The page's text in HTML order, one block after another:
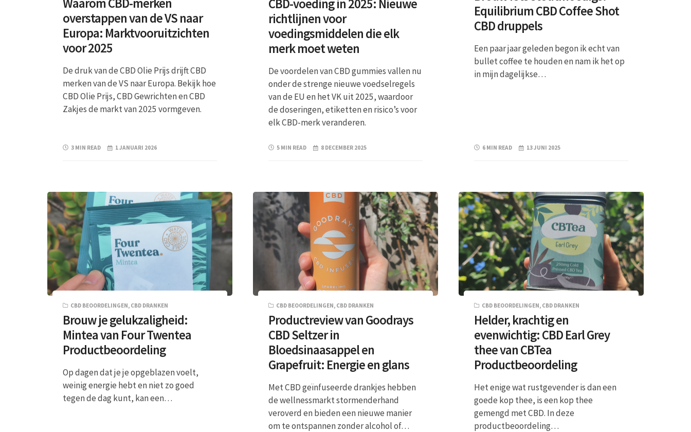
Waarom CBD-merken
overstappen van de VS naar
Europa: Marktvooruitzichten
voor 2025
De druk van de CBD Olie Prijs drijft CBD
merken van de VS naar Europa. Bekijk hoe
CBD Olie Prijs, CBD Gewrichten en CBD
Zakjes de markt van 2025 vormgeven.
3 MIN READ 1 JANUARI 2026
CBD-voeding in 2025: Nieuwe
richtlijnen voor
voedingsmiddelen die elk
merk moet weten
De voordelen van CBD gummies vallen nu
onder de strenge nieuwe voedselregels
van de EU en het VK uit 2025, waardoor
de doseringen, etiketten en risico’s voor
elk CBD-merk veranderen.
5 MIN READ 8 DECEMBER 2025
Equilibrium CBD Coffee Shot
CBD druppels
Een paar jaar geleden begon ik echt van
bullet coffee te houden en nam ik het op
in mijn dagelijkse…
6 MIN READ 13 JUNI 2025
CBD BEOORDELINGEN, CBD DRANKEN
Brouw je gelukzaligheid:
Mintea van Four Twentea
Productbeoordeling
Op dagen dat je je opgeblazen voelt,
weinig energie hebt en niet zo goed
tegen de dag kunt, kan een…
CBD BEOORDELINGEN, CBD DRANKEN
Productreview van Goodrays
CBD Seltzer in
Bloedsinaasappel en
Grapefruit: Energie en glans
Met CBD geïnfuseerde drankjes hebben
de wellnessmarkt stormenderhand
veroverd en bieden een nieuwe manier
om te ontspannen zonder alcohol of…
CBD BEOORDELINGEN, CBD DRANKEN
Helder, krachtig en
evenwichtig: CBD Earl Grey
thee van CBTea
Productbeoordeling
Het enige wat rustgevender is dan een
goede kop thee, is een kop thee
gemengd met CBD. In deze
productbeoordeling…